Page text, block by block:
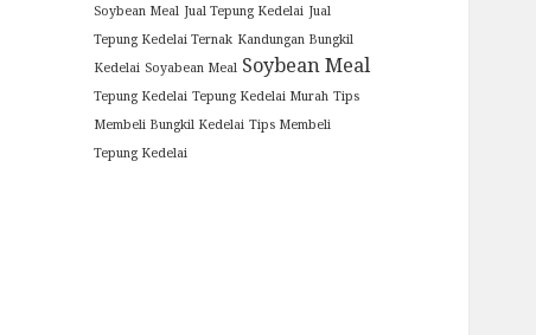
Soybean Meal Jual Tepung Kedelai Jual
Tepung Kedelai Ternak Kandungan Bungkil
Kedelai Soyabean Meal Soybean Meal
Tepung Kedelai Tepung Kedelai Murah Tips
Membeli Bungkil Kedelai Tips Membeli
Tepung Kedelai